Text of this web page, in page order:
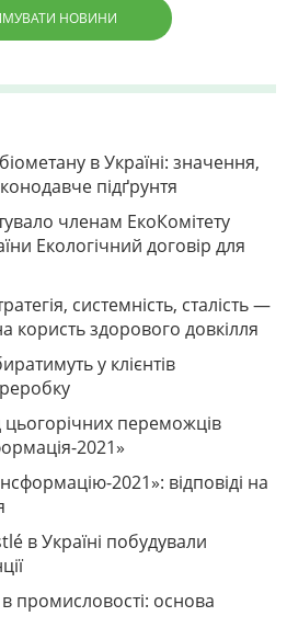
НОВИНИ
в Україні: значення,
підґрунтя
членам ЕкоКомітету
Екологічний договір для
системність, сталість —
користь здорового довкілля
у клієнтів
цьогорічних переможців
2021»
2021»: відповіді на
в Україні побудували
промисловості: основа